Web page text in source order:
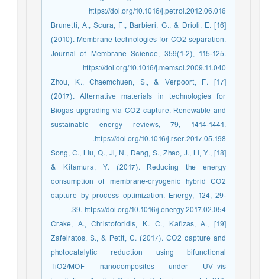
https://doi.org/10.1016/j.petrol.2012.06.016
[16] Brunetti, A., Scura, F., Barbieri, G., & Drioli, E.
(2010). Membrane technologies for CO2 separation.
Journal of Membrane Science, 359(1-2), 115-125.
https://doi.org/10.1016/j.memsci.2009.11.040
[17] Zhou, K., Chaemchuen, S., & Verpoort, F.
(2017). Alternative materials in technologies for
Biogas upgrading via CO2 capture. Renewable and
sustainable energy reviews, 79, 1414-1441.
https://doi.org/10.1016/j.rser.2017.05.198.
[18] Song, C., Liu, Q., Ji, N., Deng, S., Zhao, J., Li, Y.,
& Kitamura, Y. (2017). Reducing the energy
consumption of membrane-cryogenic hybrid CO2
capture by process optimization. Energy, 124, 29-
39. https://doi.org/10.1016/j.energy.2017.02.054.
[19] Crake, A., Christoforidis, K. C., Kafizas, A.,
Zafeiratos, S., & Petit, C. (2017). CO2 capture and
photocatalytic reduction using bifunctional
TiO2/MOF nanocomposites under UV–vis